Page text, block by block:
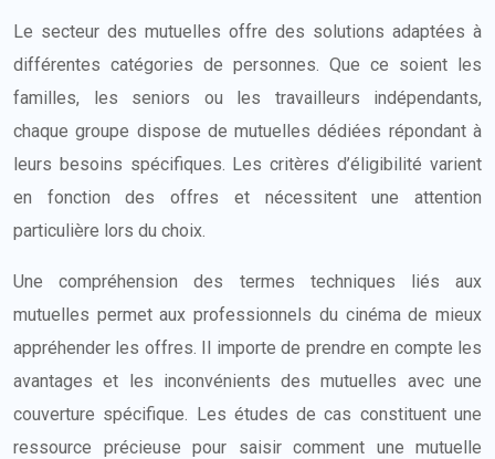
Le secteur des mutuelles offre des solutions adaptées à
différentes catégories de personnes. Que ce soient les
familles, les seniors ou les travailleurs indépendants,
chaque groupe dispose de mutuelles dédiées répondant à
leurs besoins spécifiques. Les critères d’éligibilité varient
en fonction des offres et nécessitent une attention
particulière lors du choix.
Une compréhension des termes techniques liés aux
mutuelles permet aux professionnels du cinéma de mieux
appréhender les offres. Il importe de prendre en compte les
avantages et les inconvénients des mutuelles avec une
couverture spécifique. Les études de cas constituent une
ressource précieuse pour saisir comment une mutuelle